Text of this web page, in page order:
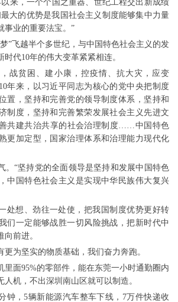
来，一个个国之重器、世纪工程交出新成绩
大的优势是我国社会主义制度能够集中力量
事业的重要法宝。”
”飞越半个多世纪，与中国特色社会主义的发
代10年的伟大变革紧紧相连。
战贫困、建小康，控疫情、抗大灾，应变
年来，以习近平同志为核心的党中央把制度
置，坚持和完善党的领导制度体系，坚持和
制度，坚持和完善繁荣发展社会主义先进文
共建共治共享的社会治理制度……中国特色
更加定型，国家治理体系和治理能力现代化
。“坚持党的全面领导是坚持和发展中国特色
中国特色社会主义是实现中华民族伟大复兴
处想、劲往一处使，把我国制度优势更好转
们一定能够战胜一切风险挑战，把新时代中
向前进。
更为坚实的物质基础，我们奋力奔跑。
里面95%的零部件，能在东莞一小时通勤圈内
机，不出深圳南山区就可以制造。
钟，5辆新能源汽车整车下线，7万件快递收